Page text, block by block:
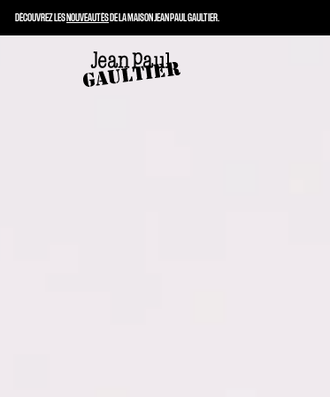
DÉCOUVREZ LESNOUVEAUTÉSDE LA MAISON JEAN PAUL GAULTIER.